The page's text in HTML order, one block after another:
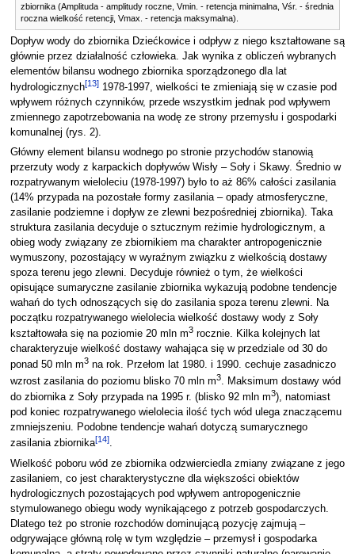
zbiornika (Amplituda - amplitudy roczne, Vmin. - retencja minimalna, Vśr. - średnia
roczna wielkość retencji, Vmax. - retencja maksymalna).
Dopływ wody do zbiornika Dziećkowice i odpływ z niego kształtowane są
głównie przez działalność człowieka. Jak wynika z obliczeń wybranych
elementów bilansu wodnego zbiornika sporządzonego dla lat
hydrologicznych[13]1978-1997, wielkości te zmieniają się w czasie pod
wpływem różnych czynników, przede wszystkim jednak pod wpływem
zmiennego zapotrzebowania na wodę ze strony przemysłu i gospodarki
komunalnej (rys. 2).
Główny element bilansu wodnego po stronie przychodów stanowią
przerzuty wody z karpackich dopływów Wisły – Soły i Skawy. Średnio w
rozpatrywanym wieloleciu (1978-1997) było to aż 86% całości zasilania
(14% przypada na pozostałe formy zasilania – opady atmosferyczne,
zasilanie podziemne i dopływ ze zlewni bezpośredniej zbiornika). Taka
struktura zasilania decyduje o sztucznym reżimie hydrologicznym, a
obieg wody związany ze zbiornikiem ma charakter antropogenicznie
wymuszony, pozostający w wyraźnym związku z wielkością dostawy
spoza terenu jego zlewni. Decyduje również o tym, że wielkości
opisujące sumaryczne zasilanie zbiornika wykazują podobne tendencje
wahań do tych odnoszących się do zasilania spoza terenu zlewni. Na
początku rozpatrywanego wielolecia wielkość dostawy wody z Soły
kształtowała się na poziomie 20 mln m3rocznie. Kilka kolejnych lat
charakteryzuje wielkość dostawy wahająca się w przedziale od 30 do
ponad 50 mln m3na rok. Przełom lat 1980. i 1990. cechuje zasadniczo
wzrost zasilania do poziomu blisko 70 mln m3. Maksimum dostawy wód
do zbiornika z Soły przypada na 1995 r. (blisko 92 mln m3), natomiast
pod koniec rozpatrywanego wielolecia ilość tych wód ulega znaczącemu
zmniejszeniu. Podobne tendencje wahań dotyczą sumarycznego
zasilania zbiornika[14].
Wielkość poboru wód ze zbiornika odzwierciedla zmiany związane z jego
zasilaniem, co jest charakterystyczne dla większości obiektów
hydrologicznych pozostających pod wpływem antropogenicznie
stymulowanego obiegu wody wynikającego z potrzeb gospodarczych.
Dlatego też po stronie rozchodów dominującą pozycję zajmują –
odgrywające główną rolę w tym względzie – przemysł i gospodarka